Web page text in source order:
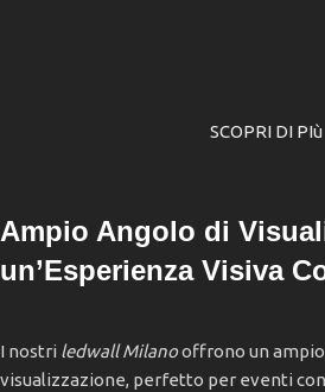
SCOPRI DI PIù
Ampio Angolo di
un’Esperienza Visiva
I nostri ledwall Milanooffrono un ampio
visualizzazione, perfetto per eventi